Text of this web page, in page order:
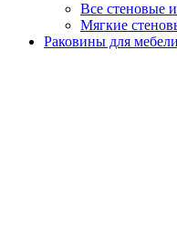
Все стеновые
Мягкие
Раковины для